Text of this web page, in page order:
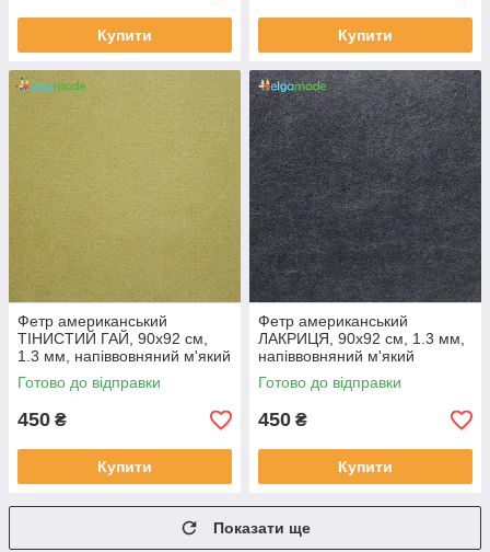
Купити Купити
Фетр американський
ТІНИСТИЙ ГАЙ, 90x92 см,
1.3 мм, напіввовняний м'який
Готово до відправки
450 ₴
Купити
Фетр американський
ЛАКРИЦЯ, 90x92 см, 1.3 мм,
напіввовняний м'який
Готово до відправки
450 ₴
Купити
Показати ще